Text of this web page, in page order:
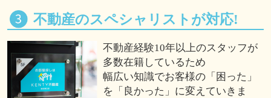
不動産のスペシャリストが対応!
不動産経験10年以上のスタッフが
多数在籍しているため
幅広い知識でお客様の「困った」
を「良かった」に変えていきま